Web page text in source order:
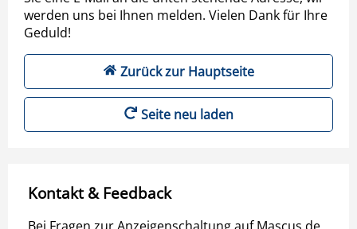
werden uns bei Ihnen melden. Vielen Dank für Ihre
Geduld!
Zurück zur Hauptseite
Seite neu laden
Kontakt & Feedback